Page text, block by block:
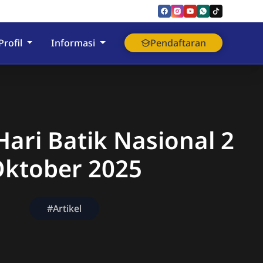
Informasi Pendaftaran
Batik Nasional 2
2025
#Artikel